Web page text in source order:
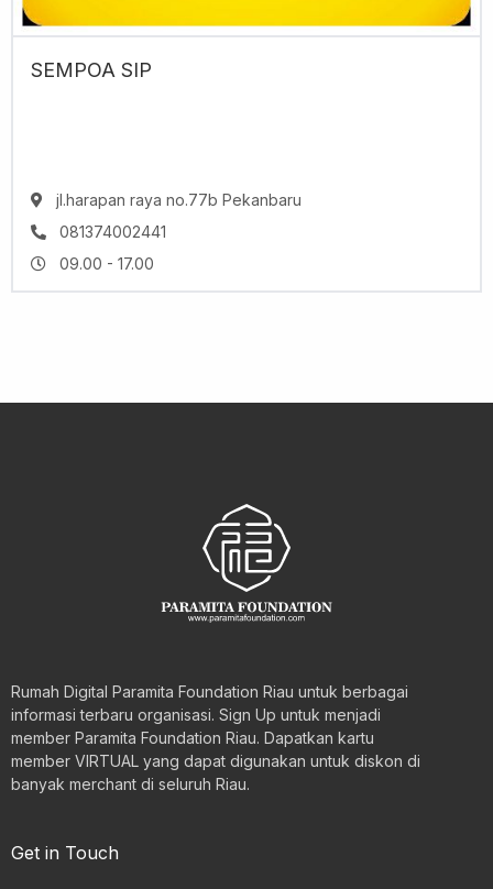
SEMPOA SIP
jl.harapan raya no.77b Pekanbaru
081374002441
09.00 - 17.00
Rumah Digital Paramita Foundation Riau untuk berbagai
informasi terbaru organisasi. Sign Up untuk menjadi
member Paramita Foundation Riau. Dapatkan kartu
member VIRTUAL yang dapat digunakan untuk diskon di
banyak merchant di seluruh Riau.
Get in Touch